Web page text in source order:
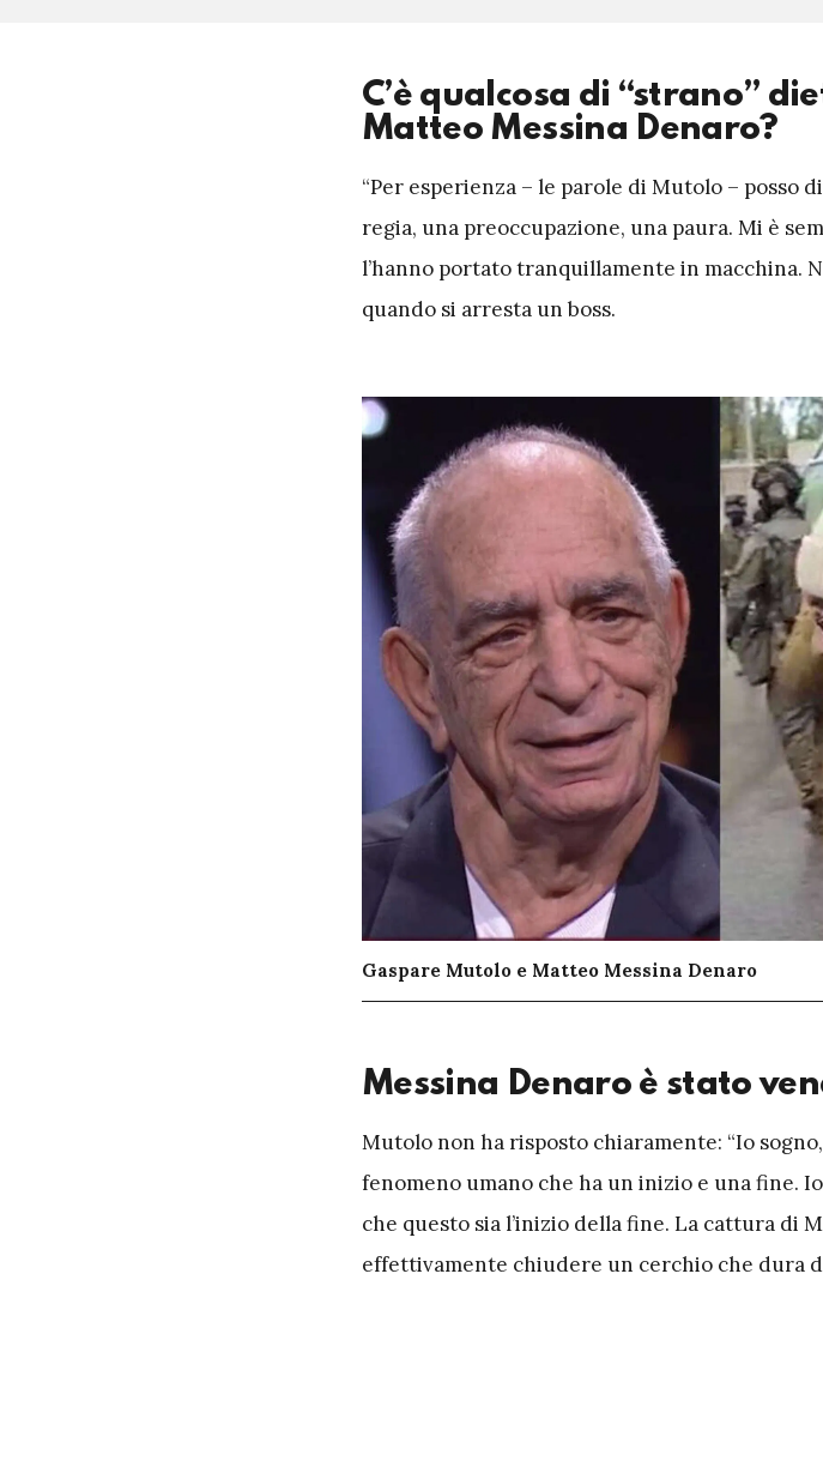
C’è qualcosa di “strano”
Matteo Messina Denaro?
“Per esperienza – le parole di Mutolo – posso
regia, una preoccupazione, una paura. Mi è
l’hanno portato tranquillamente in macchina.
quando si arresta un boss.
Gaspare Mutolo e Matteo Messina Denaro
Messina Denaro è stato
Mutolo non ha risposto chiaramente: “Io
fenomeno umano che ha un inizio e una fine.
che questo sia l’inizio della fine. La cattura di
effettivamente chiudere un cerchio che dura